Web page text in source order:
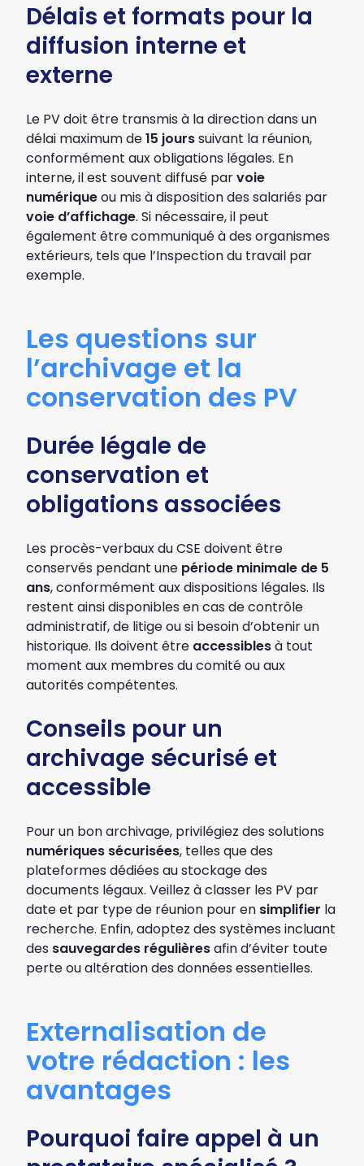
Délais et formats pour la
diffusion interne et
externe
Le PV doit être transmis à la direction dans un
délai maximum de15 jourssuivant la réunion,
conformément aux obligations légales. En
interne, il est souvent diffusé parvoie
numériqueou mis à disposition des salariés par
voie d’affichage. Si nécessaire, il peut
également être communiqué à des organismes
extérieurs, tels que l’Inspection du travail par
exemple.
Les questions sur
l’archivage et la
conservation des PV
Durée légale de
conservation et
obligations associées
Les procès-verbaux du CSE doivent être
conservés pendant une période minimale de 5
ans, conformément aux dispositions légales. Ils
restent ainsi disponibles en cas de contrôle
administratif, de litige ou si besoin d’obtenir un
historique. Ils doivent être accessiblesà tout
moment aux membres du comité ou aux
autorités compétentes.
Conseils pour un
archivage sécurisé et
accessible
Pour un bon archivage, privilégiez des solutions
numériques sécurisées, telles que des
plateformes dédiées au stockage des
documents légaux. Veillez à classer les PV par
date et par type de réunion pour en simplifier la
recherche. Enfin, adoptez des systèmes incluant
des sauvegardes régulièresafin d’éviter toute
perte ou altération des données essentielles.
Externalisation de
votre rédaction : les
avantages
Pourquoi faire appel à un